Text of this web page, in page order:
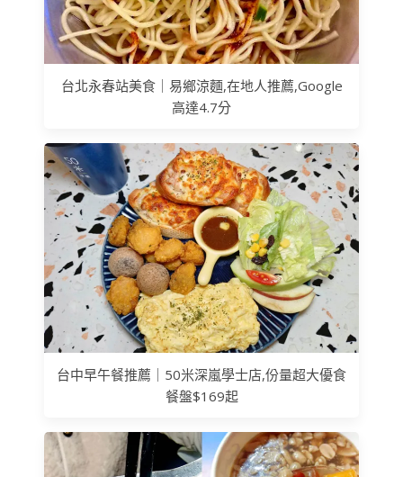
台北永春站美食｜易鄉涼麵,在地人推薦,Google
高達4.7分
台中早午餐推薦｜50米深嵐學士店,份量超大優食
餐盤$169起